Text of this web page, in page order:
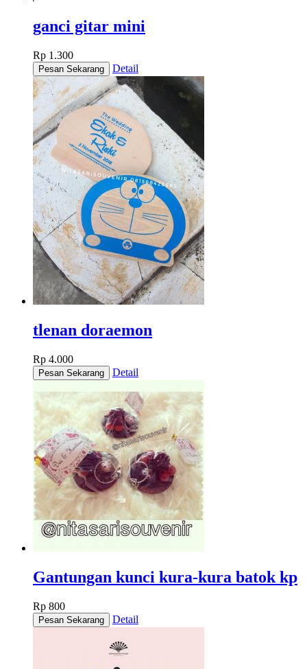
ganci gitar mini
Rp 1.300
Detail
tlenan doraemon
Rp 4.000
Detail
Gantungan kunci kura-kura batok kp
Rp 800
Detail